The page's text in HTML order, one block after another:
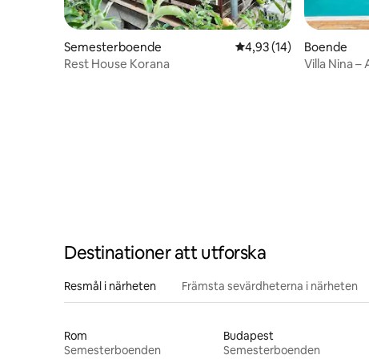
Semesterboende 4,93 av 5 i
4,93 (14)
Rest House Korana
Boende
Villa Nina
Destinationer att utforska
Resmål i närheten Främsta sevärdheterna i närheten
Rom
Semesterboenden
Budapest
Semesterboenden